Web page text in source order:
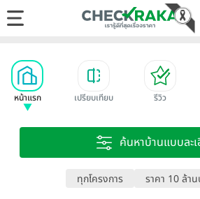
หน้าแรก เปรียบเทียบ รีวิว
ค้นหาบ้านแบบละ
ทุกโครงการ ราคา 10 ล้า